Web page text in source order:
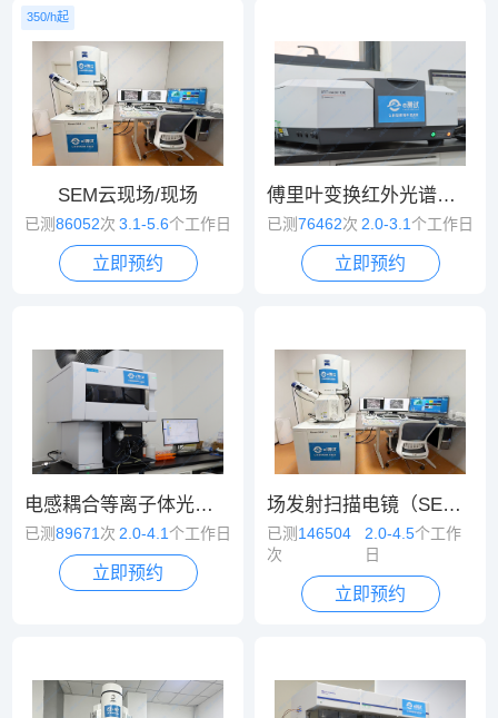
350/h起
SEM云现场/现场
已测86052次 3.1-5.6个工作日
立即预约
傅里叶变换红外光谱（FT-IR）
已测76462次 2.0-3.1个工作日
立即预约
电感耦合等离子体光谱/质谱（ICP-OES/MS）
已测89671 次 2.0-4.1 个工作日
立即预约
场发射扫描电镜（SEM）
已测 146504
次
2.0-4.5个工作
日
立即预约